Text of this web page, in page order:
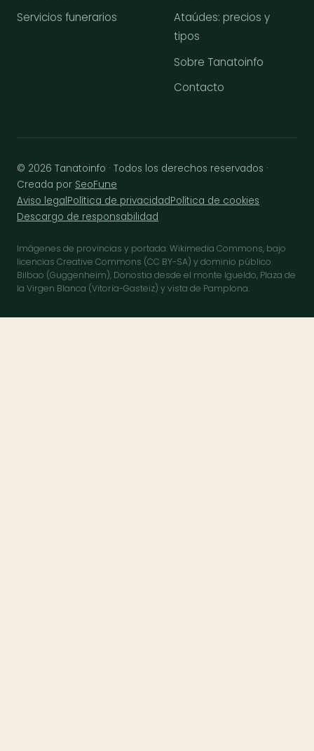
Servicios funerarios
Ataúdes: precios y
tipos
Sobre Tanatoinfo
Contacto
© 2026 Tanatoinfo · Todos los derechos reservados ·
Creada por SeoFune
Aviso legalPolítica de privacidadPolítica de cookies
Descargo de responsabilidad
Imágenes de provincias y portada: Wikimedia Commons, bajo
licencias Creative Commons (CC BY-SA) y dominio público.
Bilbao (Guggenheim), Donostia desde el monte Igueldo, Plaza de
la Virgen Blanca (Vitoria-Gasteiz) y vista de Pamplona.